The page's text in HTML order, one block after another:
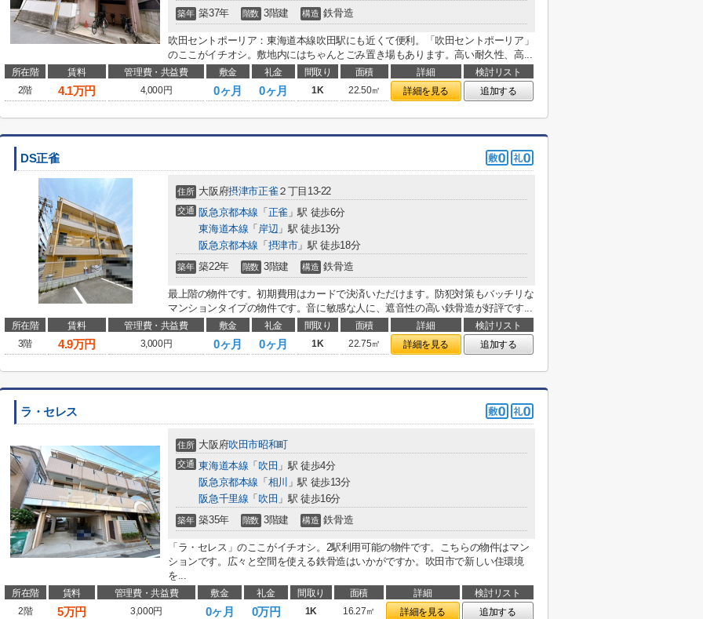
築年 築37年 階数 3階建 構造 鉄骨造
吹田セントポーリア：東海道本線吹田駅にも近くて便利。「吹田セントポーリア」
のここがイチオシ。敷地内にはちゃんとごみ置き場もあります。高い耐久性、高...
所在階 賃料 管理費・共益費 敷金 礼金 間取り 面積 詳細
検討リスト
2階
4.1万円 4,000円 0ヶ月 0ヶ月 1K 22.50㎡ 詳細を見る 追加する
DS正雀
住所 大阪府摂津市正雀 ２丁目13-22
交通 阪急京都本線 「 正雀 」駅 徒歩6分
東海道本線 「 岸辺 」駅 徒歩13分
阪急京都本線 「 摂津市」駅 徒歩18分
築年 築22年 階数 3階建 構造 鉄骨造
最上階の物件です。初期費用はカードで決済いただけます。防犯対策もバッチリな
マンションタイプの物件です。音に敏感な人に、遮音性の高い鉄骨造が好評です...
所在階 賃料 管理費・共益費 敷金 礼金 間取り 面積 詳細
検討リスト
3階
4.9万円 3,000円 0ヶ月 0ヶ月 1K 22.75㎡ 詳細を見る 追加する
ラ・セレス
住所 大阪府吹田市昭和町
交通 東海道本線 「 吹田 」駅 徒歩4分
阪急京都本線 「 相川 」駅 徒歩13分
阪急千里線 「 吹田 」駅 徒歩16分
築年 築35年 階数 3階建 構造 鉄骨造
「ラ・セレス」のここがイチオシ。2駅利用可能の物件です。こちらの物件はマン
ションです。広々と空間を使える鉄骨造はいかがですか。吹田市で新しい住環境
を...
所在階 賃料 管理費・共益費 敷金 礼金 間取り 面積 詳細
検討リスト
2階
5万円 3,000円 0ヶ月 0万円 1K 16.27㎡ 詳細を見る 追加する